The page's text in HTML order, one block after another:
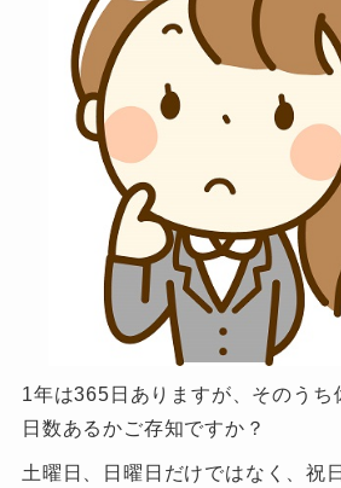
1年は365日ありますが、そのうち
日数あるかご存知ですか？
土曜日、日曜日だけではなく、祝